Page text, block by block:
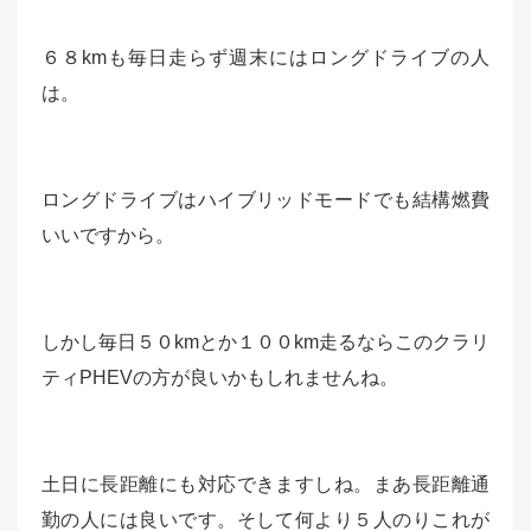
６８kmも毎日走らず週末にはロングドライブの人
は。
ロングドライブはハイブリッドモードでも結構燃費
いいですから。
しかし毎日５０kmとか１００km走るならこのクラリ
ティPHEVの方が良いかもしれませんね。
土日に長距離にも対応できますしね。まあ長距離通
勤の人には良いです。そして何より５人のりこれが